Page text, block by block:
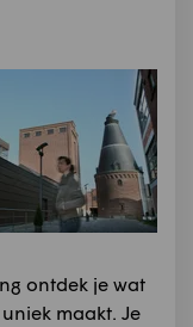
ontdek je wat
maakt. Je